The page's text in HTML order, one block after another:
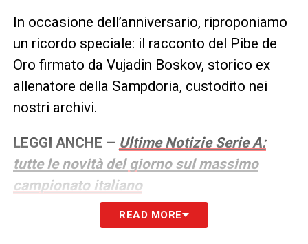
In occasione dell’anniversario, riproponiamo
un ricordo speciale: il racconto del Pibe de
Oro firmato da Vujadin Boskov, storico ex
allenatore della Sampdoria, custodito nei
nostri archivi.
LEGGI ANCHE – Ultime Notizie Serie A:
tutte le novità del giorno sul massimo
campionato italiano
LA PLAYLIST DELLE NOSTRE TOP NEWS
READ MORE